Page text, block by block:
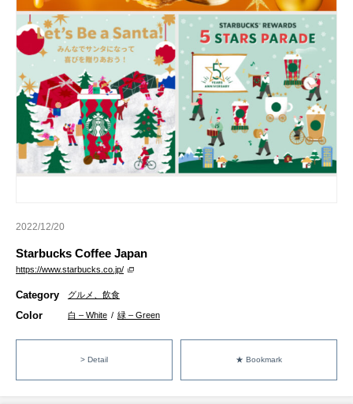
2022/12/20
Starbucks Coffee Japan
https://www.starbucks.co.jp/
Category グルメ、飲食
Color 白 – White / 緑 – Green
> Detail ★ Bookmark